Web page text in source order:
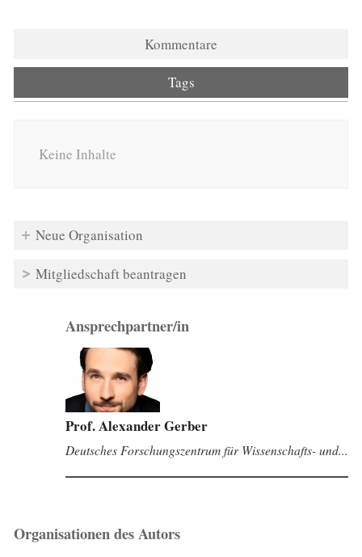
Kommentare
Tags
Keine Inhalte
Neue Organisation
Mitgliedschaft beantragen
Ansprechpartner/in
Prof. Alexander Gerber
Deutsches Forschungszentrum für Wissenschafts- und...
Organisationen des Autors